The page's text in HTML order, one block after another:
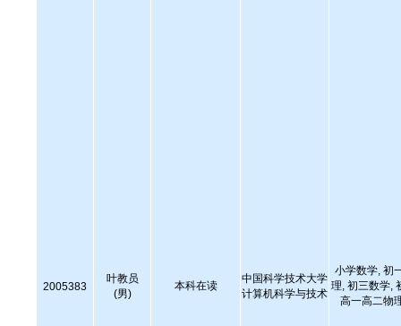
2005383
叶教员
(男)
本科在读
中国科学技术大学
计算机科学与技术
小学数学, 初
理, 初三数学,
高一高二物